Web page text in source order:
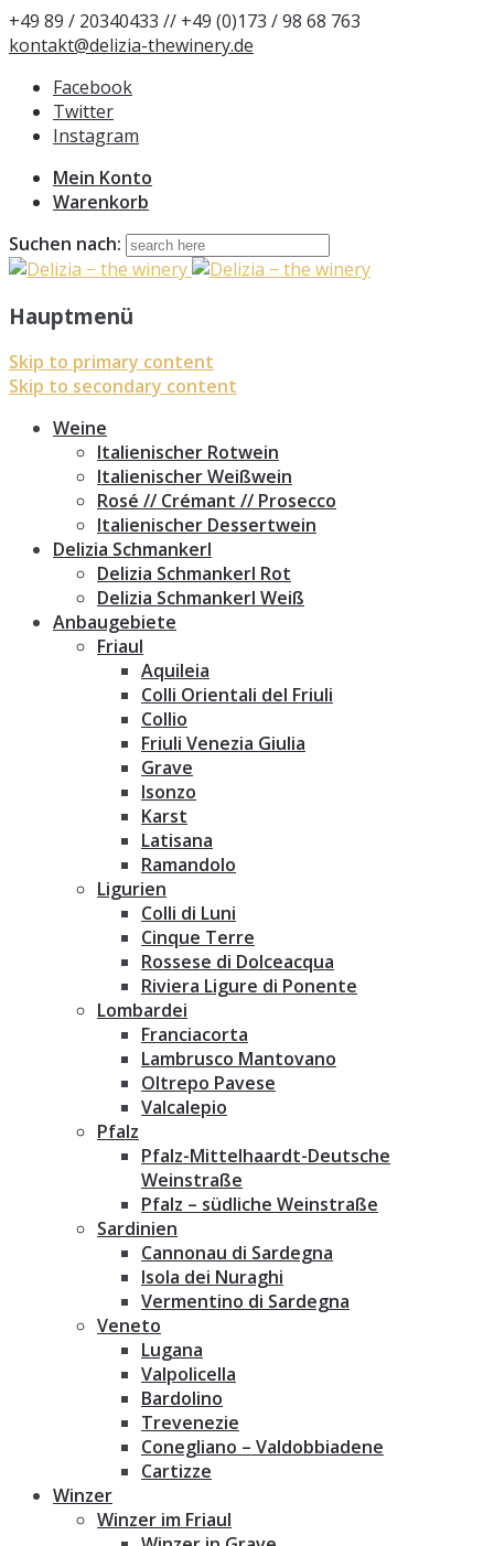
+49 89 / 20340433 // +49 (0)173 / 98 68 763
kontakt@delizia-thewinery.de
Facebook
Twitter
Instagram
Mein Konto
Warenkorb
Suchen nach:
Hauptmenü
Skip to primary content
Skip to secondary content
Weine
Italienischer Rotwein
Italienischer Weißwein
Rosé // Crémant // Prosecco
Italienischer Dessertwein
Delizia Schmankerl
Delizia Schmankerl Rot
Delizia Schmankerl Weiß
Anbaugebiete
Friaul
Aquileia
Colli Orientali del Friuli
Collio
Friuli Venezia Giulia
Grave
Isonzo
Karst
Latisana
Ramandolo
Ligurien
Colli di Luni
Cinque Terre
Rossese di Dolceacqua
Riviera Ligure di Ponente
Lombardei
Franciacorta
Lambrusco Mantovano
Oltrepo Pavese
Valcalepio
Pfalz
Pfalz-Mittelhaardt-Deutsche
Weinstraße
Pfalz – südliche Weinstraße
Sardinien
Cannonau di Sardegna
Isola dei Nuraghi
Vermentino di Sardegna
Veneto
Lugana
Valpolicella
Bardolino
Trevenezie
Conegliano – Valdobbiadene
Cartizze
Winzer
Winzer im Friaul